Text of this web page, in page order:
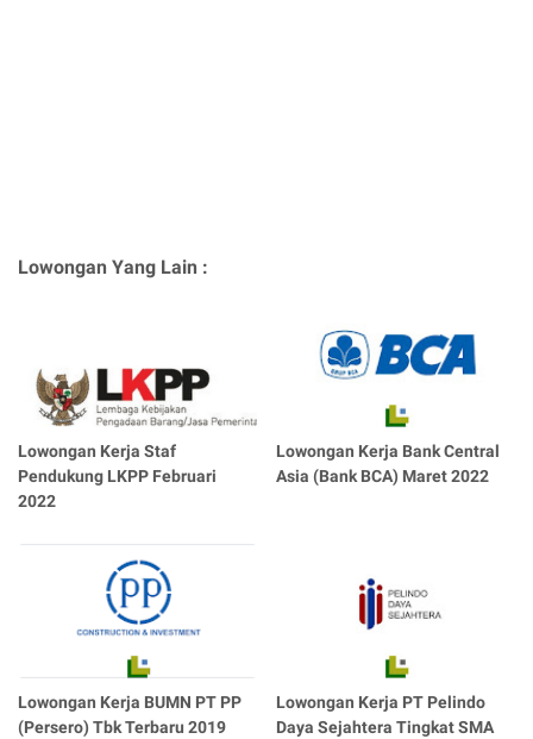
Lowongan Yang Lain :
Lowongan Kerja Staf
Pendukung LKPP Februari
2022
Lowongan Kerja Bank Central
Asia (Bank BCA) Maret 2022
Lowongan Kerja BUMN PT PP
(Persero) Tbk Terbaru 2019
Lowongan Kerja PT Pelindo
Daya Sejahtera Tingkat SMA